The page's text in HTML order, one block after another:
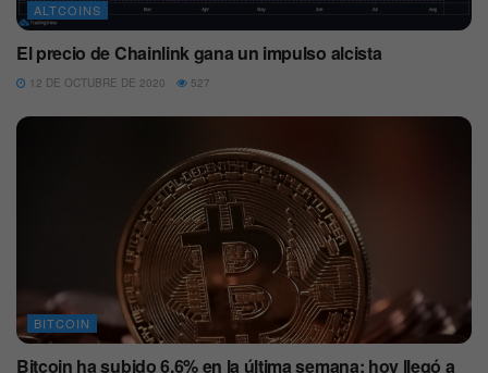
ALTCOINS
El precio de Chainlink gana un impulso alcista
12 DE OCTUBRE DE 2020 527
BITCOIN
Bitcoin ha subido 6,6% en la última semana: hoy llegó a